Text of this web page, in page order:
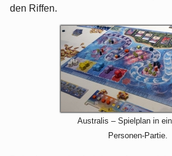
den Riffen.
Australis – Spielplan in
Personen-Partie.